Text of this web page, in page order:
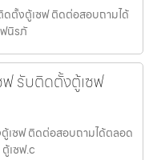
ดตั้งตู้เซฟ ติดต่อสอบถามได้
นิรภั
ฟ รับติดตั้งตู้เซฟ
ตู้เซฟ ติดต่อสอบถามได้ตลอด
เซฟ.c